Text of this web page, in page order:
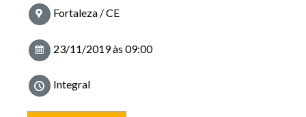
Fortaleza / CE
23/11/2019 às 09:00
Integral